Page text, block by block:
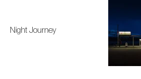
Night Journey